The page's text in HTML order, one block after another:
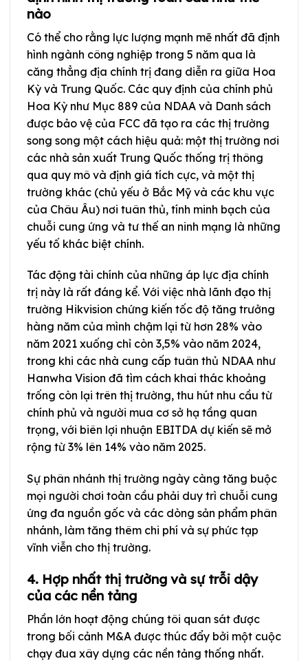
nào
Có thể cho rằng lực lượng mạnh mẽ nhất đã định
hình ngành công nghiệp trong 5 năm qua là
căng thẳng địa chính trị đang diễn ra giữa Hoa
Kỳ và Trung Quốc. Các quy định của chính phủ
Hoa Kỳ như Mục 889 của NDAA và Danh sách
được bảo vệ của FCC đã tạo ra các thị trường
song song một cách hiệu quả: một thị trường nơi
các nhà sản xuất Trung Quốc thống trị thông
qua quy mô và định giá tích cực, và một thị
trường khác (chủ yếu ở Bắc Mỹ và các khu vực
của Châu Âu) nơi tuân thủ, tính minh bạch của
chuỗi cung ứng và tư thế an ninh mạng là những
yếu tố khác biệt chính.
Tác động tài chính của những áp lực địa chính
trị này là rất đáng kể. Với việc nhà lãnh đạo thị
trường Hikvision chứng kiến tốc độ tăng trưởng
hàng năm của mình chậm lại từ hơn 28% vào
năm 2021 xuống chỉ còn 3,5% vào năm 2024,
trong khi các nhà cung cấp tuân thủ NDAA như
Hanwha Vision đã tìm cách khai thác khoảng
trống còn lại trên thị trường, thu hút nhu cầu từ
chính phủ và người mua cơ sở hạ tầng quan
trọng, với biên lợi nhuận EBITDA dự kiến sẽ mở
rộng từ 3% lên 14% vào năm 2025.
Sự phân nhánh thị trường ngày càng tăng buộc
mọi người chơi toàn cầu phải duy trì chuỗi cung
ứng đa nguồn gốc và các dòng sản phẩm phân
nhánh, làm tăng thêm chi phí và sự phức tạp
vĩnh viễn cho thị trường.
4. Hợp nhất thị trường và sự trỗi dậy
của các nền tảng
Phần lớn hoạt động chúng tôi quan sát được
trong bối cảnh M&A được thúc đẩy bởi một cuộc
chạy đua xây dựng các nền tảng thống nhất.